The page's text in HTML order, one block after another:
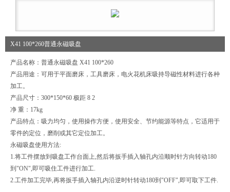
X41 100*260普通永磁吸盘
产品名称：普通永磁吸盘 X41 100*260
产品用途：可用于平面磨床，工具磨床，电火花机床吸持导磁性材料进行各种
加工。
产品尺寸：300*150*60 极距 8 2
净 重：17kg
产品特点：吸力均匀，使用操作方便，使用安全、节约能源等特点，它适用于
零件的定位，磨削或其它定位加工。
永磁吸盘使用方法:
1.将工件摆放到吸盘工作台面上,然后将扳手插入轴孔内沿顺时针方向转动180
到"ON",即可吸住工件进行加工.
2.工件加工完毕,再将扳手插入轴孔内沿逆时针转动180到"OFF",即可取下工件.